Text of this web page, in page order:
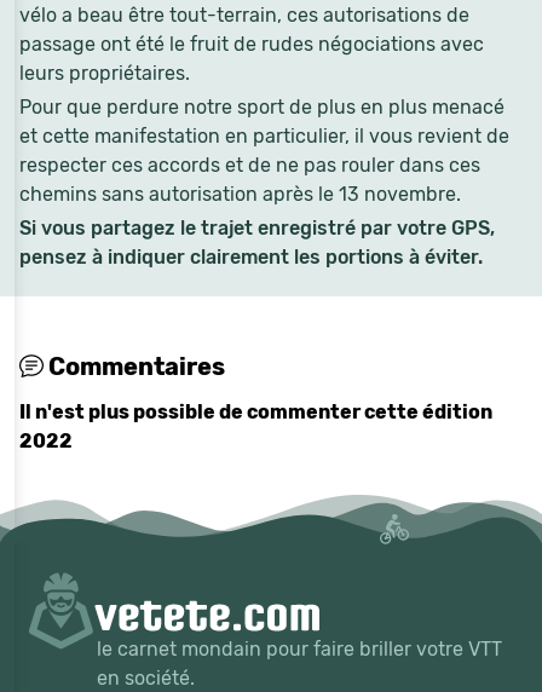
vélo a beau être tout-terrain, ces autorisations de
passage ont été le fruit de rudes négociations avec
leurs propriétaires.
Pour que perdure notre sport de plus en plus menacé
et cette manifestation en particulier, il vous revient de
respecter ces accords et de ne pas rouler dans ces
chemins sans autorisation après le 13 novembre.
Si vous partagez le trajet enregistré par votre GPS,
pensez à indiquer clairement les portions à éviter.
Commentaires
Il n'est plus possible de commenter cette édition
2022
le carnet mondain pour faire briller votre VTT
en société.